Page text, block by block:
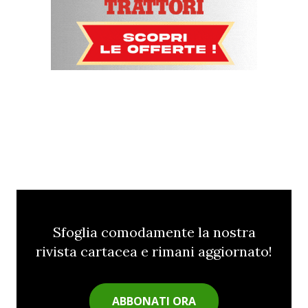
Sfoglia comodamente la nostra
rivista cartacea e rimani aggiornato!
ABBONATI ORA